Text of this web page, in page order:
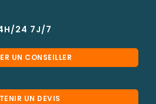
24 7J/7
UN CONSEILLER
UN DEVIS